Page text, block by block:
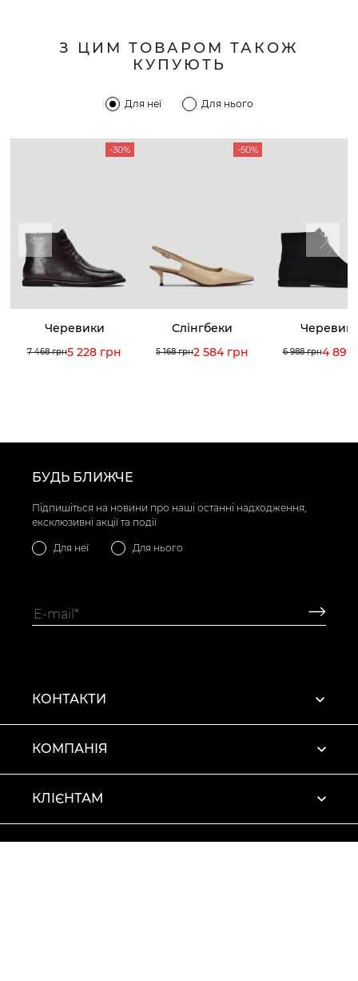
З ЦИМ ТОВАРОМ ТАКОЖ
КУПУЮТЬ
Для неї Для нього
-30%
Черевики
7 468 грн5 228 грн
-50%
Слінгбеки
5 168 грн2 584 грн 6 988 грн4 892
БУДЬ БЛИЖЧЕ
Підпишіться на новини про наші останні надходження,
ексклюзивні акції та події
Для неї Для нього
КОНТАКТИ
КОМПАНІЯ
КЛІЄНТАМ